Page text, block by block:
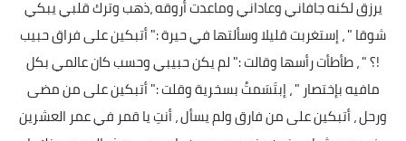
يرزق لكنه جافاني وعاداني وماعدت أروقه ،ذهب وترك قلبي يبكي
شوقا " ، إستغربت قليلا وسألتها في حيرة :" أتبكين على فراق حبيب
!؟ " ، طأطأت رأسها وقالت :" لم يكن حبيبي وحسب كان عالمي بكل
مافيه بإختصار " ، إبتَسَمتُ بسخرية وقلت :" أتبكين على من مضى
ورحل ، أتبكين على من فارق ولم يسأل ، أنتِ يا قمر في عمر العشرين